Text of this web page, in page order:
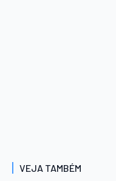
VEJA TAMBÉM